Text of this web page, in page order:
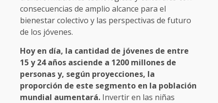
consecuencias de amplio alcance para el
bienestar colectivo y las perspectivas de futuro
de los jóvenes.
Hoy en día, la cantidad de jóvenes de entre
15 y 24 años asciende a 1200 millones de
personas y, según proyecciones, la
proporción de este segmento en la población
mundial aumentará. Invertir en las niñas